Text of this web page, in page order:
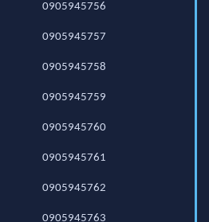
0905945756
0905945757
0905945758
0905945759
0905945760
0905945761
0905945762
0905945763